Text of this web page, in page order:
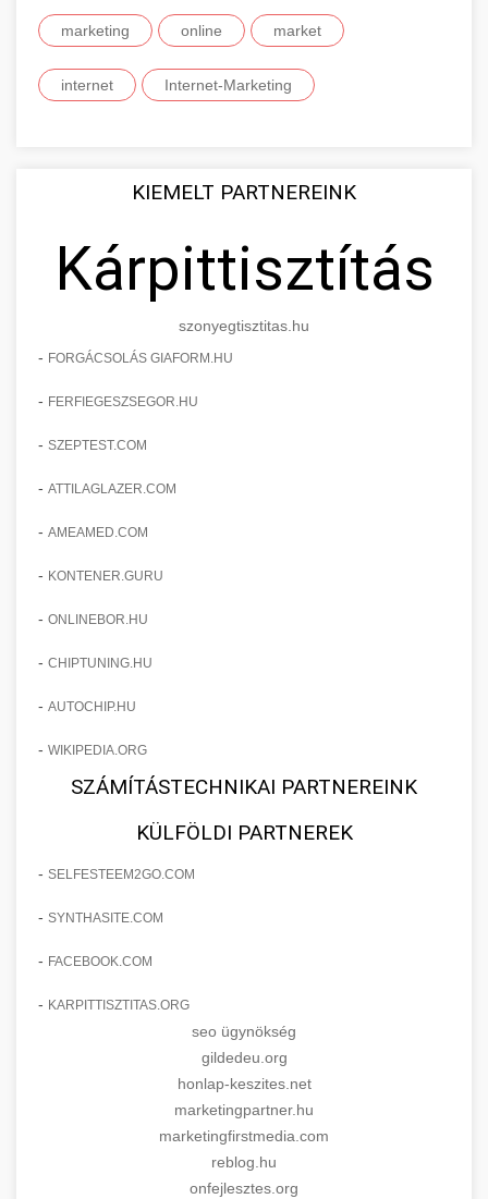
marketing online market
internet Internet-Marketing
KIEMELT PARTNEREINK
Kárpittisztítás
szonyegtisztitas.hu
- FORGÁCSOLÁS GIAFORM.HU
- FERFIEGESZSEGOR.HU
- SZEPTEST.COM
- ATTILAGLAZER.COM
- AMEAMED.COM
- KONTENER.GURU
- ONLINEBOR.HU
- CHIPTUNING.HU
- AUTOCHIP.HU
- WIKIPEDIA.ORG
SZÁMÍTÁSTECHNIKAI PARTNEREINK
KÜLFÖLDI PARTNEREK
- SELFESTEEM2GO.COM
- SYNTHASITE.COM
- FACEBOOK.COM
- KARPITTISZTITAS.ORG
seo ügynökség
gildedeu.org
honlap-keszites.net
marketingpartner.hu
marketingfirstmedia.com
reblog.hu
onfejlesztes.org